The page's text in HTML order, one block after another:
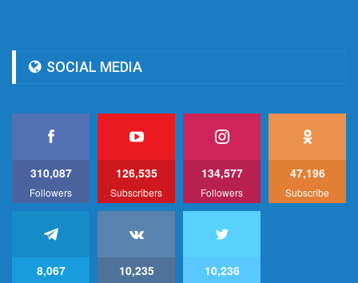
SOCIAL MEDIA
310,087
Followers
126,535
Subscribers
134,577
Followers
47,196
Subscribe
8,067 10,235 10,236